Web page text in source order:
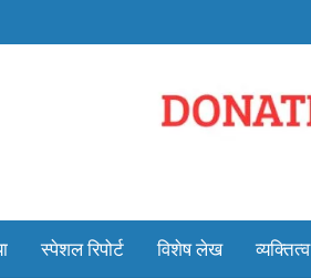
स्पेशल रिपोर्ट विशेष लेख व्यक्तित्व